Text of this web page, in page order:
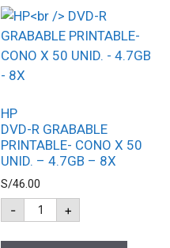
HP
DVD-R GRABABLE
PRINTABLE- CONO X 50
UNID. – 4.7GB – 8X
S/46.00
- +